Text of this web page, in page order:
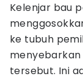
Kelenjar bau
ke tubuh
tersebut. Ini